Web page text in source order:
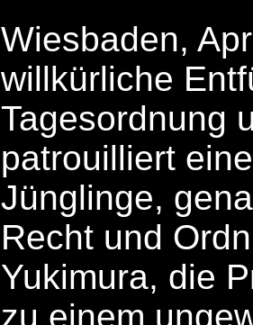
Wiesbaden,
willkürliche
Tagesordnung
patrouilliert
Jünglinge,
Recht und
Yukimura, die
zu einem